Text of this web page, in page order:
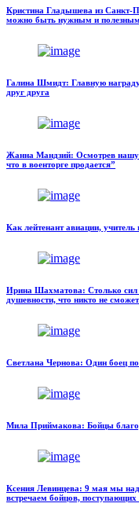
Кристина Гладышева из Санкт-
можно быть нужным и
Галина Шмидт: Главную
друг друга
Жанна Мандзий: Осмотрев нашу
что в военторге продается”
Как лейтенант авиации,
Ирина Шахматова: Столько
душевности, что никто не
Светлана Чернова: Один боец
Мила Приймакова: Бойцы
Ксения Левинцева: 9 мая мы
встречаем бойцов, поступающих